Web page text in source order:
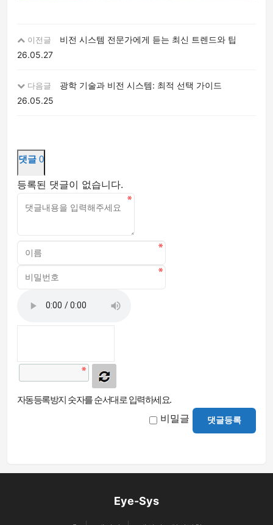
이전글
비전 시스템 전문가에게 듣는 최신 트렌드와 팁
26.05.27
다음글
광학 기술과 비전 시스템: 최적 선택 가이드
26.05.25
댓글 0
등록된 댓글이 없습니다.
자동등록방지 숫자를 순서대로 입력하세요.
비밀글 댓글등록
Eye-Sys